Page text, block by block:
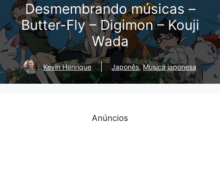
Desmembrando músicas –
Butter-Fly – Digimon – Kouji
Wada
Kevin Henrique Japonês,Musica japonesa
Anúncios